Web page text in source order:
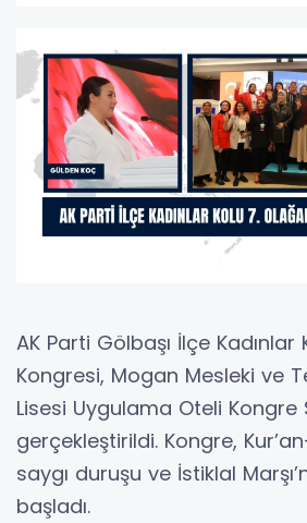
AK Parti Gölbaşı İlçe Kadınlar
Kongresi, Mogan Mesleki ve
Lisesi Uygulama Oteli Kongre
gerçekleştirildi. Kongre,
saygı duruşu ve İstiklal
başladı.